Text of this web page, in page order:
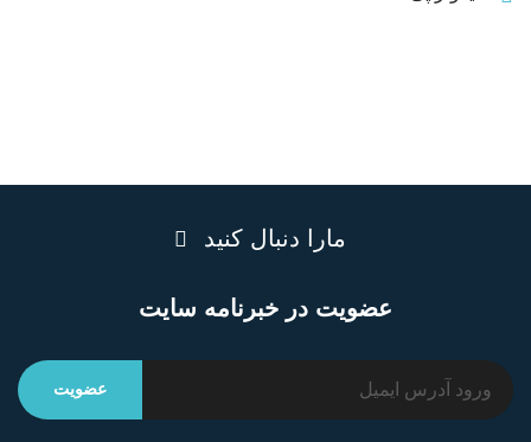
مارا دنبال کنید
عضویت در خبرنامه سایت